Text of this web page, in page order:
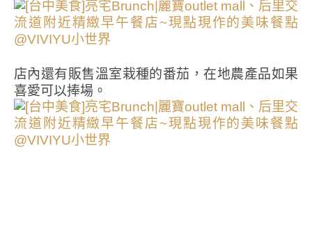
店內還有販售溫室栽種的番茄，在地農產品如果
喜愛可以捧場。